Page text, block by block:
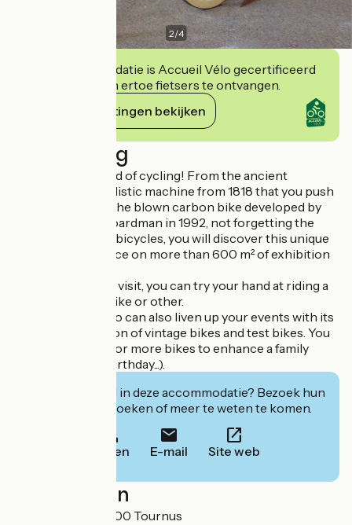
2/4
Deze accommodatie is Accueil Vélo gecertificeerd
en verbindt zich ertoe fietsers te ontvangen.
Haar verplichtingen bekijken
Beschrijving
Dive into the world of cycling! From the ancient
draisienne, a simplistic machine from 1818 that you push
with your feet, to the blown carbon bike developed by
Lotus for Chris Boardman in 1992, not forgetting the
most astonishing bicycles, you will discover this unique
collection in France on more than 600 m² of exhibition
At the end of your visit, you can try your hand at riding a
big bi, kangaroo bike or other.
The Musée du Vélo can also liven up your events with its
travelling exhibition of vintage bikes and test bikes. You
can also rent one or more bikes to enhance a family
event (wedding, birthday...).
Geïnteresseerd in deze accommodatie? Bezoek hun
website om te boeken of meer te weten te komen.
Bellen E-mail Site web
Localisation
Le Pas Fleury, 71700 Tournus